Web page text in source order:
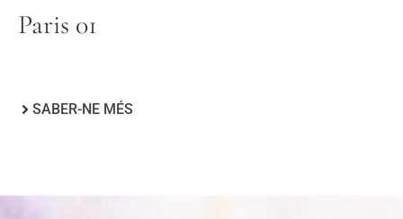
Paris 01
SABER-NE MÉS